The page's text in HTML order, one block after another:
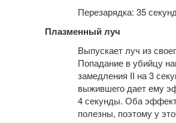
Перезарядка: 35
Плазменный луч
Выпускает луч из
Попадание в убийцу
замедления II на 3
выжившего дает ему
4 секунды. Оба
полезны, поэтому у